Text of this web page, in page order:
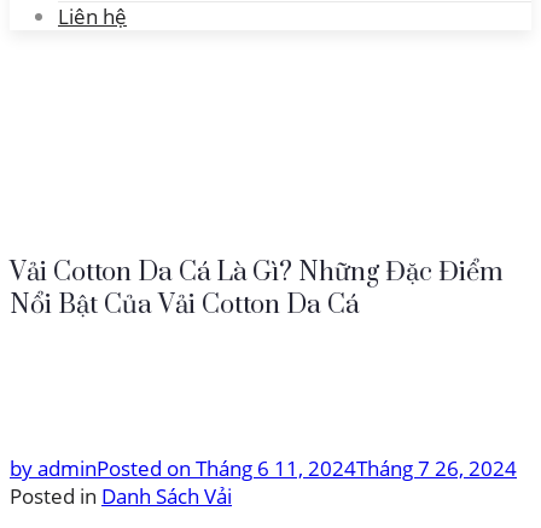
Liên hệ
Vải Cotton Da Cá Là Gì? Những Đặc Điểm
Nổi Bật Của Vải Cotton Da Cá
byadminPosted on Tháng 6 11, 2024Tháng 7 26, 2024
Posted in Danh Sách Vải